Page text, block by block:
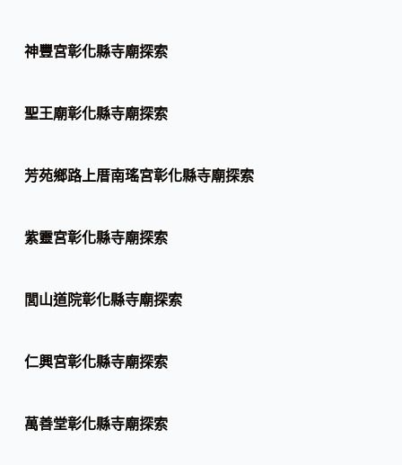
神豐宮彰化縣寺廟探索
聖王廟彰化縣寺廟探索
芳苑鄉路上厝南瑤宮彰化縣寺廟探索
紫靈宮彰化縣寺廟探索
閭山道院彰化縣寺廟探索
仁興宮彰化縣寺廟探索
萬善堂彰化縣寺廟探索